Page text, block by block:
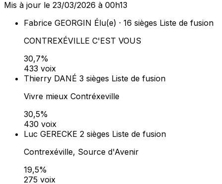
Mis à jour le 23/03/2026 à 00h13
Fabrice GEORGIN Élu(e) · 16 sièges Liste de fusion
CONTREXÉVILLE C'EST VOUS
30,7%
433 voix
Thierry DANÉ 3 sièges Liste de fusion
Vivre mieux Contréxeville
30,5%
430 voix
Luc GERECKE 2 sièges Liste de fusion
Contrexéville, Source d'Avenir
19,5%
275 voix